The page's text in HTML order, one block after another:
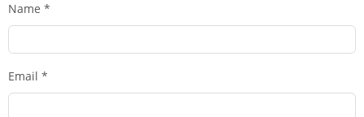
Name *
Email *